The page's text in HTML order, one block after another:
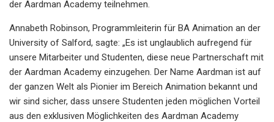
der Aardman Academy teilnehmen.
Annabeth Robinson, Programmleiterin für BA Animation an der
University of Salford, sagte: „Es ist unglaublich aufregend für
unsere Mitarbeiter und Studenten, diese neue Partnerschaft mit
der Aardman Academy einzugehen. Der Name Aardman ist auf
der ganzen Welt als Pionier im Bereich Animation bekannt und
wir sind sicher, dass unsere Studenten jeden möglichen Vorteil
aus den exklusiven Möglichkeiten des Aardman Academy